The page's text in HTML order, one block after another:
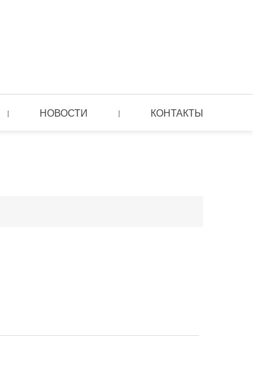
| НОВОСТИ | КОНТАКТЫ